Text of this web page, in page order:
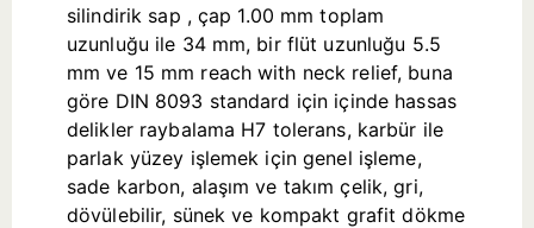
silindirik sap , çap 1.00 mm toplam
uzunluğu ile 34 mm, bir flüt uzunluğu 5.5
mm ve 15 mm reach with neck relief, buna
göre DIN 8093 standard için içinde hassas
delikler raybalama H7 tolerans, karbür ile
parlak yüzey işlemek için genel işleme,
sade karbon, alaşım ve takım çelik, gri,
dövülebilir, sünek ve kompakt grafit dökme